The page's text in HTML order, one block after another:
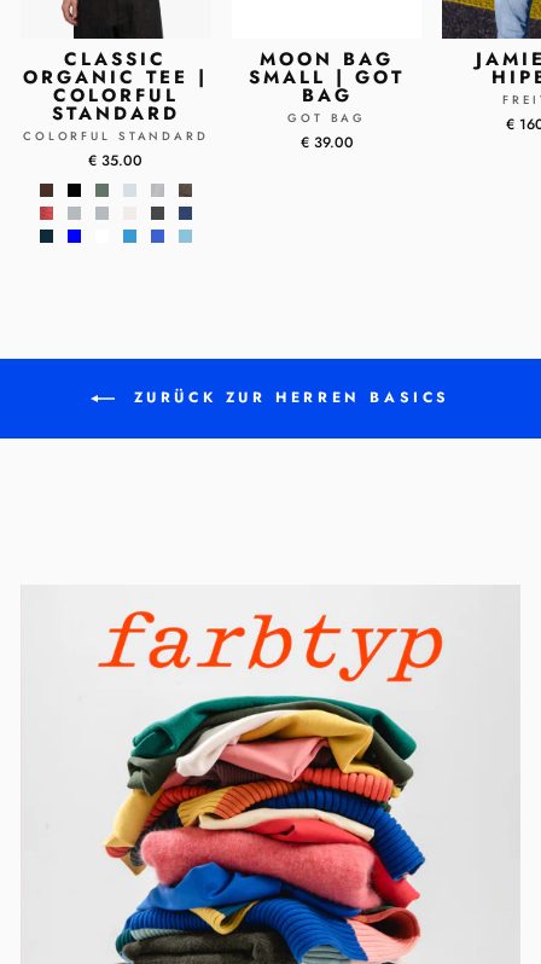
CLASSIC
ORGANIC TEE |
COLORFUL
STANDARD
COLORFUL STANDARD
€ 35.00
MOON BAG
SMALL | GOT
BAG
GOT BAG
€ 39.00
€
ZURÜCK ZUR HERREN BASICS